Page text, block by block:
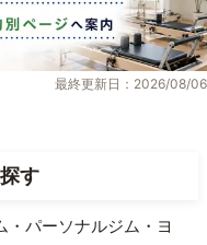
最終更新日：2026/08/06
す
パーソナルジム・ヨ